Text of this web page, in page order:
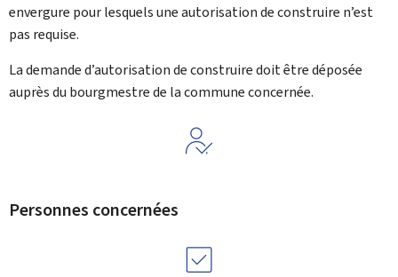
envergure pour lesquels une autorisation de construire n’est
pas requise.
La demande d’autorisation de construire doit être déposée
auprès du bourgmestre de la commune concernée.
Personnes concernées